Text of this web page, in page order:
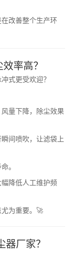
改善整个生产环
率高？
式更受欢迎？
量下降，除尘效果
间喷吹，让滤袋上
。
降低人工维护频
为重要。🚀
厂家？